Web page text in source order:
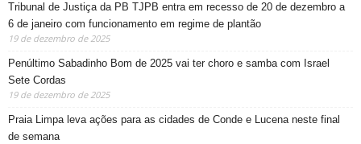
Tribunal de Justiça da PB TJPB entra em recesso de 20 de dezembro a
6 de janeiro com funcionamento em regime de plantão
19 de dezembro de 2025
Penúltimo Sabadinho Bom de 2025 vai ter choro e samba com Israel
Sete Cordas
19 de dezembro de 2025
Praia Limpa leva ações para as cidades de Conde e Lucena neste final
de semana